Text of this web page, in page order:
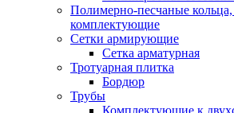
Полимерно-песчаные
комплектующие
Сетки армирующие
Сетка арматурная
Тротуарная плитка
Бордюр
Трубы